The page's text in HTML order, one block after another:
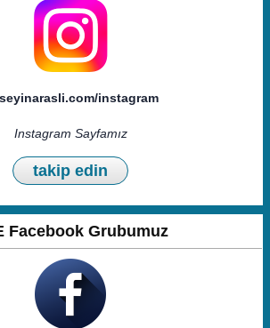
instagram
Instagram Sayfamız
takip edin
Facebook Grubumuz